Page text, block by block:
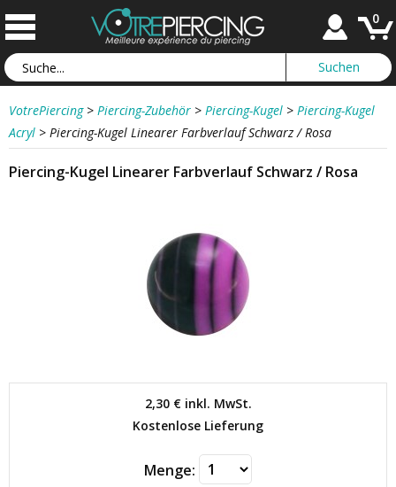
0
VotrePiercing > Piercing-Zubehör > Piercing-Kugel > Piercing-Kugel
Acryl > Piercing-Kugel Linearer Farbverlauf Schwarz / Rosa
Piercing-Kugel Linearer Farbverlauf Schwarz / Rosa
2,30 €inkl. MwSt.
Kostenlose Lieferung
Menge: